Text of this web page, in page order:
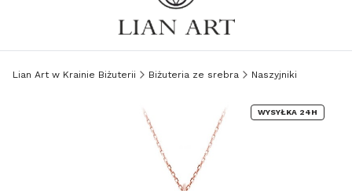
Lian Art w Krainie Biżuterii Biżuteria ze srebra Naszyjniki
WYSYŁKA 24H